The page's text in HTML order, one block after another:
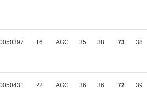
16 AGC 35 38 73 38
22 AGC 36 36 72 39